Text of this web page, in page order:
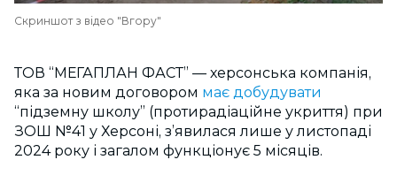
Скриншот з відео "Вгору"
ТОВ “МЕГАПЛАН ФАСТ” — херсонська компанія,
яка за новим договором має добудувати
“підземну школу” (протирадіаційне укриття) при
ЗОШ №41 у Херсоні, з’явилася лише у листопаді
2024 року і загалом функціонує 5 місяців.